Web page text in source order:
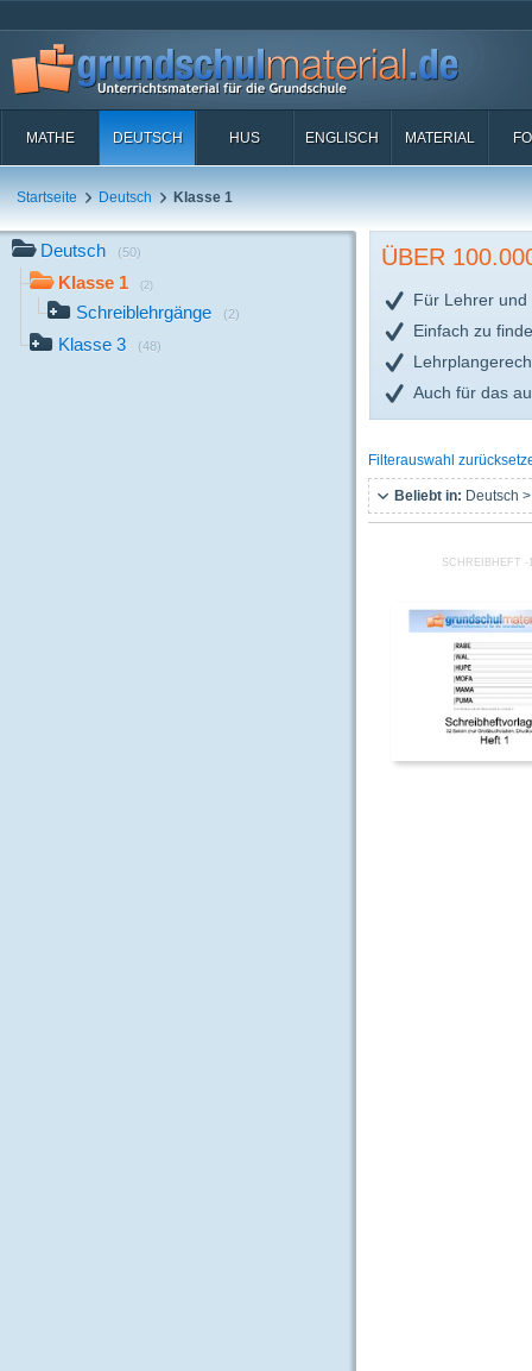
MATHE DEUTSCH HUS ENGLISCH MATERIAL
Startseite Deutsch Klasse 1
Deutsch (50)
Klasse 1 (2)
Schreiblehrgänge (2)
Klasse 3 (48)
ÜBER
Für Lehrer und
Einfach zu
Auch für das
Filterauswahl
Beliebt in: Deutsch
SCHREIBHEFT -